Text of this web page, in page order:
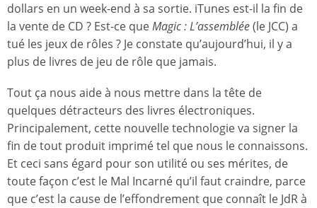
dollars en un week-end à sa sortie. iTunes est-il la fin de
la vente de CD ? Est-ce queMagic : L’assemblée(le JCC) a
tué les jeux de rôles ? Je constate qu’aujourd’hui, il y a
plus de livres de jeu de rôle que jamais.
Tout ça nous aide à nous mettre dans la tête de
quelques détracteurs des livres électroniques.
Principalement, cette nouvelle technologie va signer la
fin de tout produit imprimé tel que nous le connaissons.
Et ceci sans égard pour son utilité ou ses mérites, de
toute façon c’est le Mal Incarné qu’il faut craindre, parce
que c’est la cause de l’effondrement que connaît le JdR à